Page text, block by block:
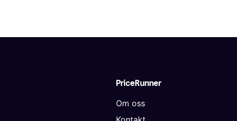
PriceRunner
Om oss